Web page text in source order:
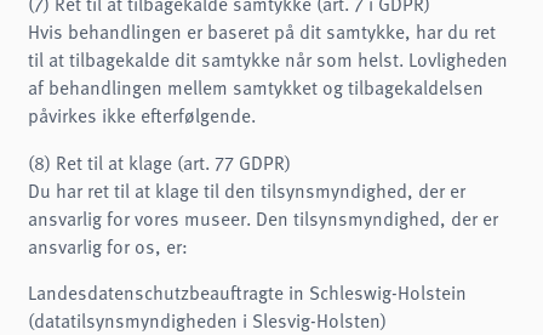
Hvis behandlingen er baseret på dit samtykke, har du ret
til at tilbagekalde dit samtykke når som helst. Lovligheden
af behandlingen mellem samtykket og tilbagekaldelsen
påvirkes ikke efterfølgende.
(8) Ret til at klage (art. 77 GDPR)
Du har ret til at klage til den tilsynsmyndighed, der er
ansvarlig for vores museer. Den tilsynsmyndighed, der er
ansvarlig for os, er:
Landesdatenschutzbeauftragte in Schleswig-Holstein
(datatilsynsmyndigheden i Slesvig-Holsten)